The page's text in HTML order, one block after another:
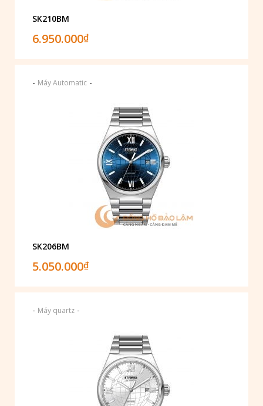
SK210BM
6.950.000₫
- Máy Automatic -
SK206BM
5.050.000₫
- Máy quartz -